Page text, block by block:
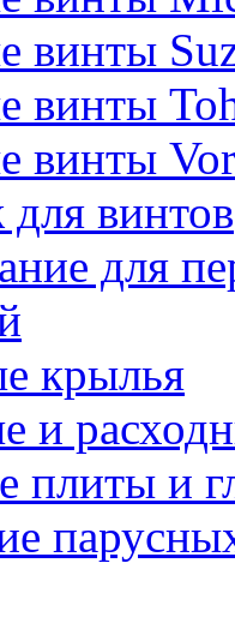
винты
винты
винты
винтов
для
крылья
и
плиты и